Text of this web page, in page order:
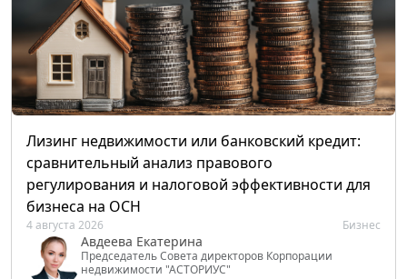
Лизинг недвижимости или банковский кредит:
сравнительный анализ правового
регулирования и налоговой эффективности для
бизнеса на ОСН
4 августа 2026 Бизнес
Авдеева Екатерина
Председатель Совета директоров Корпорации
недвижимости "АСТОРИУС"